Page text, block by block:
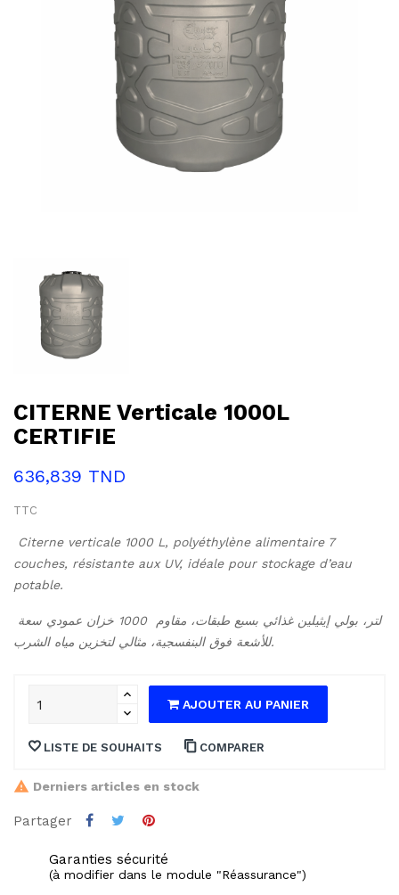
CITERNE Verticale 1000L
CERTIFIE
636,839 TND
TTC
Citerne verticale 1000 L, polyéthylène alimentaire 7
couches, résistante aux UV, idéale pour stockage d’eau
potable.
خزان عمودي سعة ‎1000 لتر، بولي إيثيلين غذائي بسبع طبقات، مقاوم
للأشعة فوق البنفسجية، مثالي لتخزين مياه الشرب.
AJOUTER AU PANIER
LISTE DE SOUHAITS COMPARER
Derniers articles en stock
Partager
Garanties sécurité
(à modifier dans le module "Réassurance")